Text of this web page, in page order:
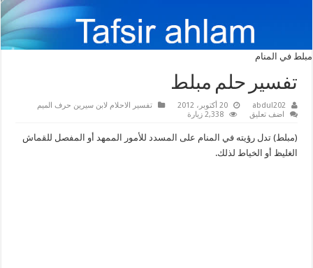
مبلط في المنام
تفسير حلم مبلط
abdul202 20 أكتوبر، 2012
تفسير الاحلام لابن سيرين حرف الميم
اضف تعليق
2,338 زيارة
(مبلط) تدل رؤيته في المنام على المسدد للأمور الممهد أو المفصل للقماش
الغليظ أو الخياط لذلك.